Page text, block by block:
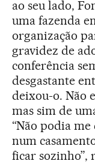
ao seu lado,
uma fazenda
organização
gravidez de
conferência
desgastante
deixou-o. Não
mas sim de
“Não podia
num
ficar sozinho”,